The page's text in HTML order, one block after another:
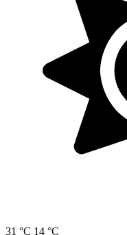
31 °C 14 °C